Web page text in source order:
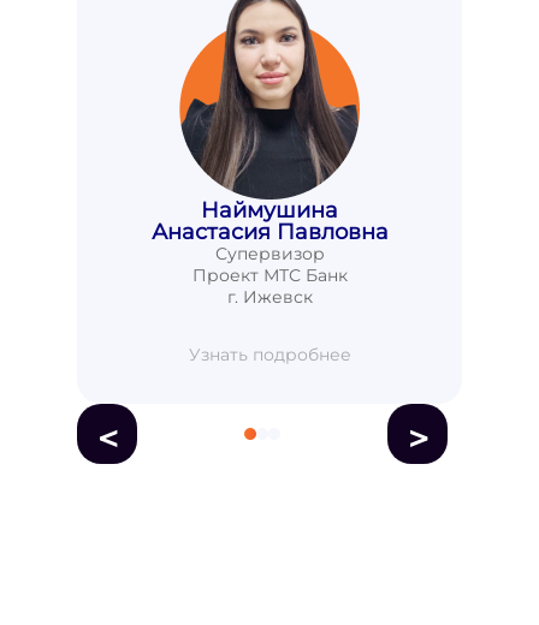
Наймушина
Анастасия Павловна
Супервизор
Проект МТС Банк
г. Ижевск
Узнать подробнее
< >